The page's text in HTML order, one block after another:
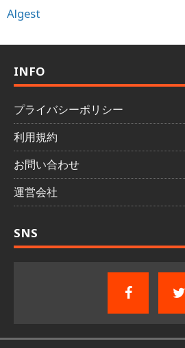
Algest
INFO
プライバシーポリシー
利用規約
お問い合わせ
運営会社
SNS